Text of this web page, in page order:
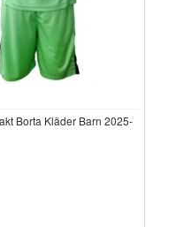
Borta Kläder Barn 2025-